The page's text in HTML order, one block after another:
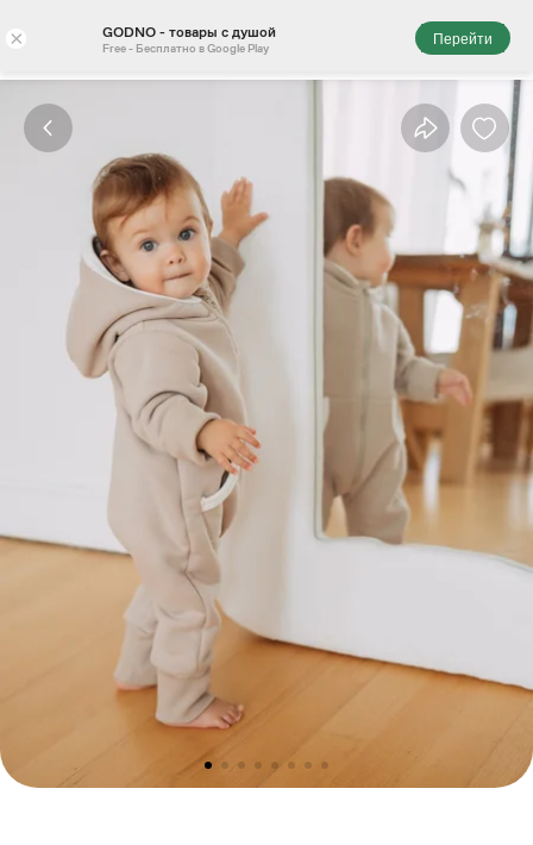
× GODNO - товары с душой
Free - Бесплатно в Google Play
Перейти